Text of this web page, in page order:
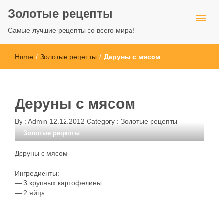
Золотые рецепты
Самые лучшие рецепты со всего мира!
Home / Золотые рецепты / Деруны с мясом
Деруны с мясом
By : Admin 12.12.2012 Category : Золотые рецепты
Золотые рецепты
Деруны с мясом
Ингредиенты:
— 3 крупных картофелины
— 2 яйца